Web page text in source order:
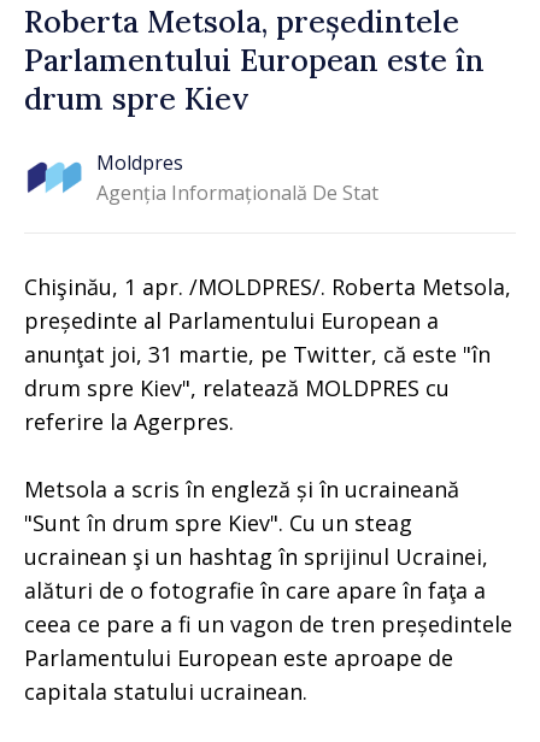
Roberta Metsola, președintele
Parlamentului European este în
drum spre Kiev
Moldpres
Agenția Informațională De Stat
Chişinău, 1 apr. /MOLDPRES/. Roberta Metsola,
președinte al Parlamentului European a
anunţat joi, 31 martie, pe Twitter, că este "în
drum spre Kiev", relatează MOLDPRES cu
referire la Agerpres.
Metsola a scris în engleză și în ucraineană
"Sunt în drum spre Kiev". Cu un steag
ucrainean şi un hashtag în sprijinul Ucrainei,
alături de o fotografie în care apare în faţa a
ceea ce pare a fi un vagon de tren președintele
Parlamentului European este aproape de
capitala statului ucrainean.